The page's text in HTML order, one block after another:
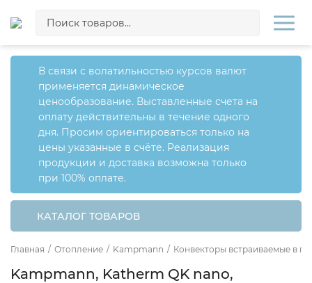
В связи с волатильностью курсов валют
применяется динамическое
ценообразование. Выставленные счета на
оплату действительны в течение одного
дня. Просим ориентироваться только на
цены указанные в счёте. Реализация
продукции и доставка возможна только
при 100% оплате.
КАТАЛОГ ТОВАРОВ
Главная / Отопление / Kampmann / Конвекторы встраиваемые в
Kampmann, Katherm QK nano,